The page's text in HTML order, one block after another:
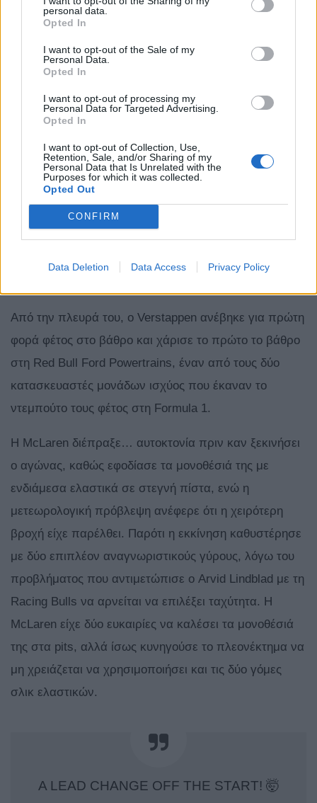
personal data.
Opted In
I want to opt-out of the Sale of my
Personal Data.
Opted In
I want to opt-out of processing my
Personal Data for Targeted Advertising.
Opted In
I want to opt-out of Collection, Use,
Retention, Sale, and/or Sharing of my
Personal Data that Is Unrelated with the
Purposes for which it was collected.
Opted Out
CONFIRM
Data Deletion Data Access Privacy Policy
Ο Hamilton είχε αλλάξει ελαστικά (από ενδιάμεσα)
λίγο πριν από την εκκίνηση, έχοντας αποφύγει το
λάθος που έκανε η McLaren. Στις δηλώσεις του,
ανέφερε ότι διαθέτει επιτέλους την ομάδα
μηχανολόγων που ήθελε να τον υποστηρίζει. O Carlo
Santi φαίνεται ότι θα συνεχίσει να είναι μηχανολόγος
αγώνων του, οπότε δεν είναι ακόμα σίγουρο τι
καθήκοντα θα αναλάβει τελικά ο ερχόμενος από τη
McLaren Cedric-Michel Grosjean, ο οποίος πήρε
μεταγραφή για αυτό το ρόλο από ό,τι έχει αναφερθεί
Από την πλευρά του, ο Verstappen ανέβηκε για πρώτη
φορά φέτος στο βάθρο και χάρισε το πρώτο το βάθρο
στη Red Bull Ford Powertrains, έναν από τους δύο
κατασκευαστές μονάδων ισχύος που έκαναν το
ντεμπούτο τους φέτος στη Formula 1.
H McLaren διέπραξε… αυτοκτονία πριν καν ξεκινήσει
ο αγώνας, καθώς εφοδίασε τα μονοθέσιά της με
ενδιάμεσα ελαστικά σε στεγνή πίστα, ενώ η
μετεωρολογική πρόβλεψη ανέφερε ότι η χειρότερη
βροχή είχε παρέλθει. Παρότι η εκκίνηση καθυστέρησε
με δύο επιπλέον αναγνωριστικούς γύρους, λόγω του
προβλήματος που αντιμετώπισε ο Arvid Lindblad με τη
Racing Bulls να αρνείται να επιλέξει ταχύτητα. Η
McLaren είχε δύο ευκαιρίες να καλέσει τα μονοθέσιά
της στα pits, αλλά ίσως κυνηγούσε το πλεονέκτημα να
μη χρειάζεται να χρησιμοποιήσει και τις δύο γόμες
σλικ ελαστικών.
A LEAD CHANGE OFF THE START! 🤯